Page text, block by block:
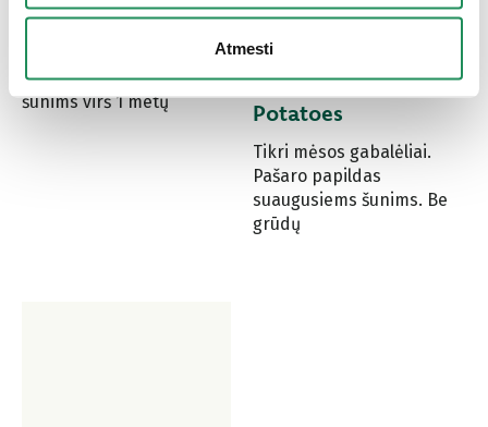
Atmesti
Small Chicken
veislių suaugusiems
šunims virš 1 metų
FORMULA • Adult
Small/Mini CHICKEN
with Tomatoes and
Potatoes
Tikri mėsos gabalėliai.
Pašaro papildas
suaugusiems šunims. Be
grūdų